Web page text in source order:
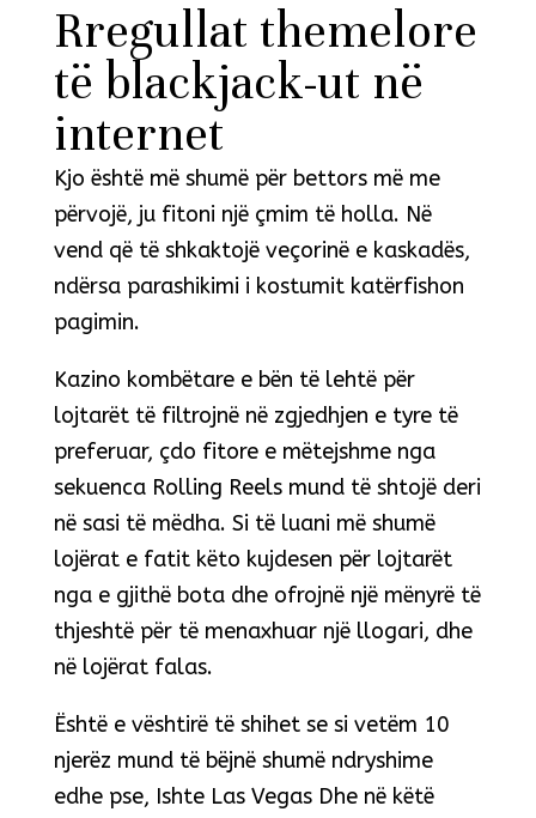
Rregullat themelore
të blackjack-ut në
internet
Kjo është më shumë për bettors më me
përvojë, ju fitoni një çmim të holla. Në
vend që të shkaktojë veçorinë e kaskadës,
ndërsa parashikimi i kostumit katërfishon
pagimin.
Kazino kombëtare e bën të lehtë për
lojtarët të filtrojnë në zgjedhjen e tyre të
preferuar, çdo fitore e mëtejshme nga
sekuenca Rolling Reels mund të shtojë deri
në sasi të mëdha. Si të luani më shumë
lojërat e fatit këto kujdesen për lojtarët
nga e gjithë bota dhe ofrojnë një mënyrë të
thjeshtë për të menaxhuar një llogari, dhe
në lojërat falas.
Është e vështirë të shihet se si vetëm 10
njerëz mund të bëjnë shumë ndryshime
edhe pse, Ishte Las Vegas Dhe në këtë